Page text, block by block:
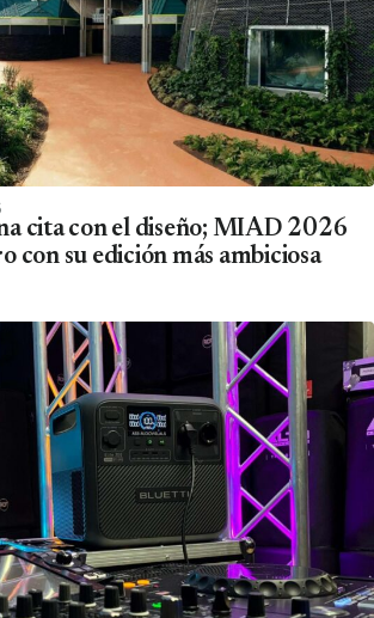
cita con el diseño; MIAD 2026
con su edición más ambiciosa